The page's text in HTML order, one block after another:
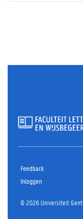
Feedback
Inloggen
© 2026 Universiteit Gent